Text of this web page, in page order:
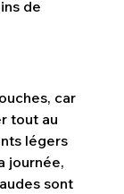
de
car
tout au
légers
journée,
sont